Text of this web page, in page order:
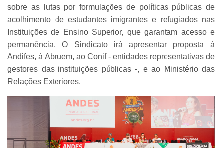
sobre as lutas por formulações de políticas públicas de
acolhimento de estudantes imigrantes e refugiados nas
Instituições de Ensino Superior, que garantam acesso e
permanência. O Sindicato irá apresentar proposta à
Andifes, à Abruem, ao Conif - entidades representativas de
gestores das instituições públicas -, e ao Ministério das
Relações Exteriores.